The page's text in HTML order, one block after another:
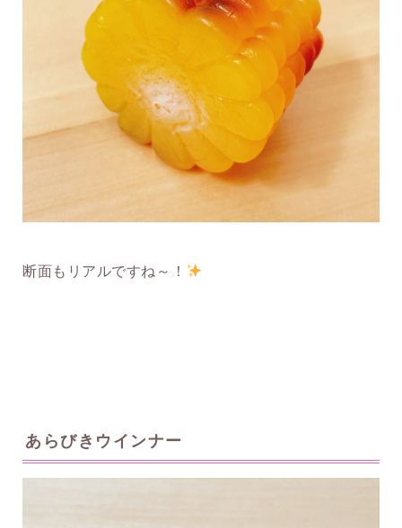
断面もリアルですね～！
あらびきウインナー